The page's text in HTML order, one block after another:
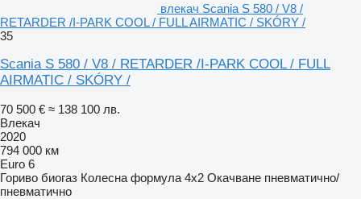
влекач Scania S 580 / V8 /
RETARDER /I-PARK COOL / FULL AIRMATIC / SKÓRY /
35
Scania S 580 / V8 / RETARDER /I-PARK COOL / FULL
AIRMATIC / SKÓRY /
70 500 € ≈ 138 100 лв.
Влекач
2020
794 000 км
Euro 6
Гориво биогаз Колесна формула 4x2 Окачване пневматично/
пневматично